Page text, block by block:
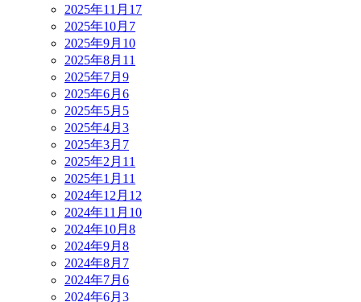
2025年11月 17
2025年10月 7
2025年9月 10
2025年8月 11
2025年7月 9
2025年6月 6
2025年5月 5
2025年4月 3
2025年3月 7
2025年2月 11
2025年1月 11
2024年12月 12
2024年11月 10
2024年10月 8
2024年9月 8
2024年8月 7
2024年7月 6
2024年6月 3